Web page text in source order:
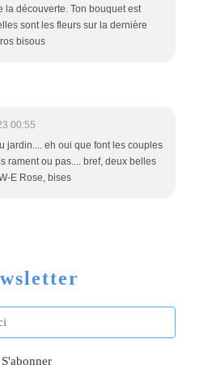
la découverte. Ton bouquet est
sont les fleurs sur la dernière
bisous
00:55
jardin.... eh oui que font les couples
rament ou pas.... bref, deux belles
E Rose, bises